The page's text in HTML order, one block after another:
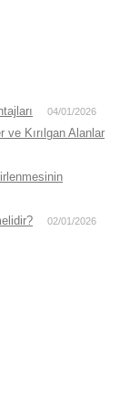
04/01/2026
ve Kırılgan Alanlar
02/01/2026